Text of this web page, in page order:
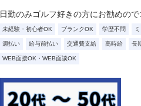
日勤のみゴルフ好きの方にお勧めの
未経験・初心者OK ブランクOK 学歴不問
週払い 給与前払い 交通費支給 高時給 長
WEB面接OK・WEB面談OK